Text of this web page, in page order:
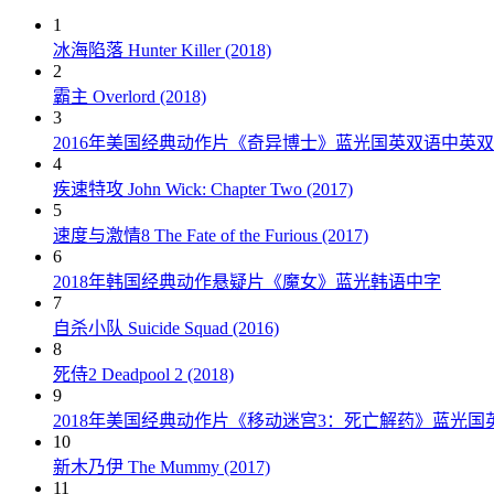
1
冰海陷落 Hunter Killer (2018)
2
霸主 Overlord (2018)
3
2016年美国经典动作片《奇异博士》蓝光国英双语中英
4
疾速特攻 John Wick: Chapter Two (2017)
5
速度与激情8 The Fate of the Furious (2017)
6
2018年韩国经典动作悬疑片《魔女》蓝光韩语中字
7
自杀小队 Suicide Squad (2016)
8
死侍2 Deadpool 2 (2018)
9
2018年美国经典动作片《移动迷宫3：死亡解药》蓝光国
10
新木乃伊 The Mummy (2017)
11